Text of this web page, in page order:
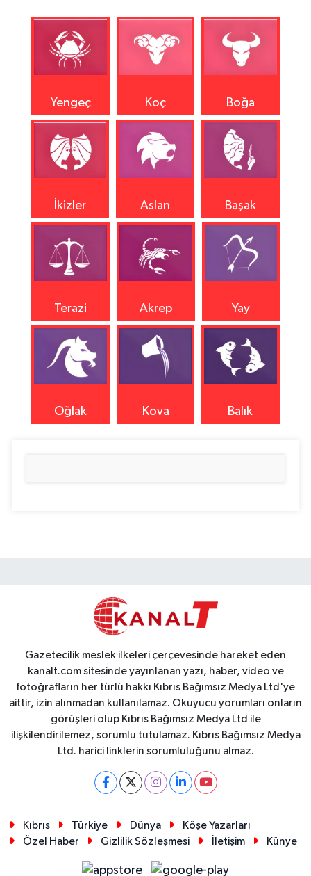
Yengeç Koç Boğa
İkizler Aslan Başak
Terazi Akrep Yay
Oğlak Kova Balık
Gazetecilik meslek ilkeleri çerçevesinde hareket eden
kanalt.com sitesinde yayınlanan yazı, haber, video ve
fotoğrafların her türlü hakkı Kıbrıs Bağımsız Medya Ltd'ye
aittir, izin alınmadan kullanılamaz. Okuyucu yorumları onların
görüşleri olup Kıbrıs Bağımsız Medya Ltd ile
ilişkilendirilemez, sorumlu tutulamaz. Kıbrıs Bağımsız Medya
Ltd. harici linklerin sorumluluğunu almaz.
Kıbrıs Türkiye Dünya
Köşe Yazarları
Özel Haber
Gizlilik Sözleşmesi İletişim Künye